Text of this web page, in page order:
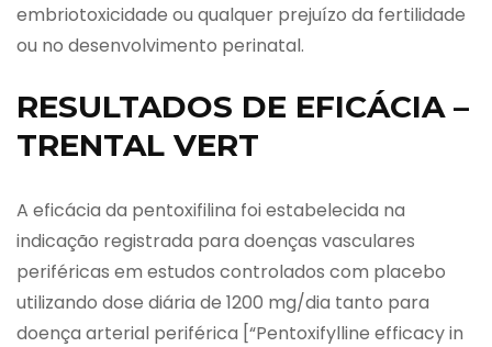
embriotoxicidade ou qualquer prejuízo da fertilidade
ou no desenvolvimento perinatal.
RESULTADOS DE EFICÁCIA –
TRENTAL VERT
A eficácia da pentoxifilina foi estabelecida na
indicação registrada para doenças vasculares
periféricas em estudos controlados com placebo
utilizando dose diária de 1200 mg/dia tanto para
doença arterial periférica [“Pentoxifylline efficacy in